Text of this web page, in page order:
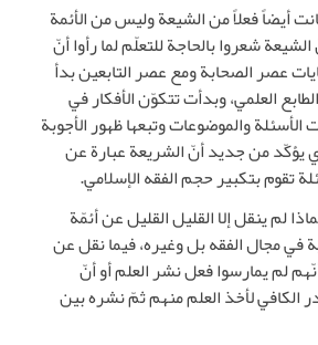
أيضاً فعلاً من الشيعة وليس من الأئمة
شعروا بالحاجة للتعلّم لما رأوا أنّ
عصر الصحابة ومع عصر التابعين بدأ
العلمي، وبدأت تتكوّن الأفكار في
والموضوعات وتبعها ظهور الأجوبة
يؤكّد من جديد أنّ الشريعة عبارة عن
تقوم بتكبير حجم الفقه الإسلامي.
لم ينقل إلا القليل القليل عن أئمّة
في مجال الفقه بل وغيره، فيما نقل عن
لم يمارسوا فعل نشر العلم أو أنّ
الكافي لأخذ العلم منهم ثمّ نشره بين